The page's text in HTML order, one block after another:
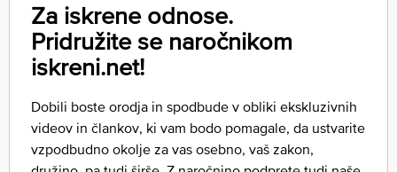
Za iskrene odnose.
Pridružite se naročnikom
iskreni.net!
Dobili boste orodja in spodbude v obliki ekskluzivnih
videov in člankov, ki vam bodo pomagale, da ustvarite
vzpodbudno okolje za vas osebno, vaš zakon,